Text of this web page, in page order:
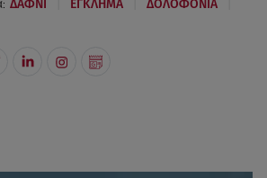
ΔΑΦΝΙ ΕΓΚΛΗΜΑ ΔΟΛΟΦΟΝΙΑ